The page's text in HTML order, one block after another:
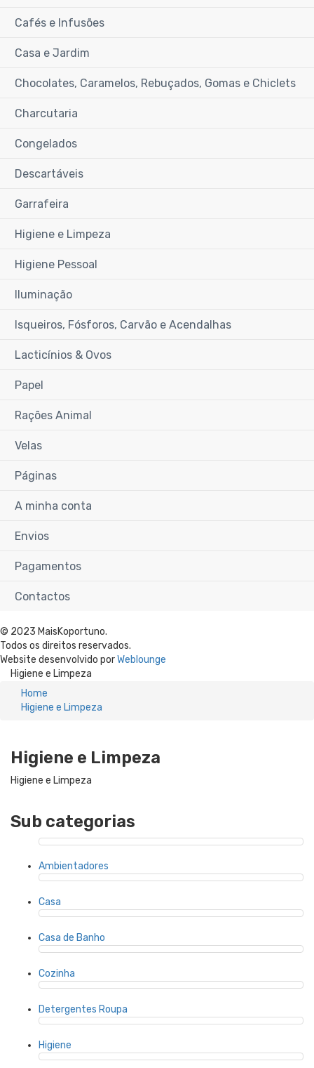
Cafés e Infusões
Casa e Jardim
Chocolates, Caramelos, Rebuçados, Gomas e Chiclets
Charcutaria
Congelados
Descartáveis
Garrafeira
Higiene e Limpeza
Higiene Pessoal
Iluminação
Isqueiros, Fósforos, Carvão e Acendalhas
Lacticínios & Ovos
Papel
Rações Animal
Velas
Páginas
A minha conta
Envios
Pagamentos
Contactos
© 2023 MaisKoportuno.
Todos os direitos reservados.
Website desenvolvido porWeblounge
Higiene e Limpeza
Home
Higiene e Limpeza
Higiene e Limpeza
Higiene e Limpeza
Sub categorias
Ambientadores
Casa
Casa de Banho
Cozinha
Detergentes Roupa
Higiene